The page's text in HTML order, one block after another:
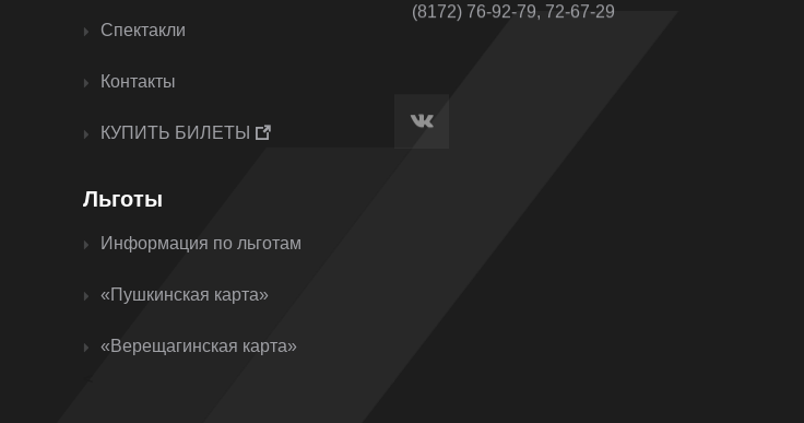
Спектакли
Контакты
КУПИТЬ БИЛЕТЫ
Льготы
Информация по льготам
«Пушкинская карта»
«Верещагинская карта»
(8172) 76-92-79, 72-67-29